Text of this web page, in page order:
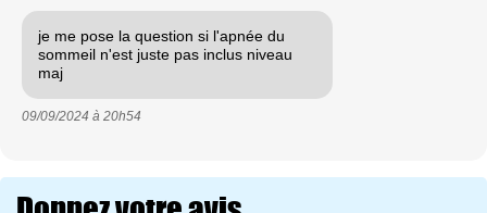
je me pose la question si l'apnée du
sommeil n'est juste pas inclus niveau
maj
09/09/2024 à 20h54